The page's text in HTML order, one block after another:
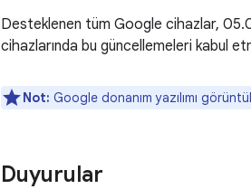
Desteklenen tüm Google cihazlar,
cihazlarında bu güncellemeleri kabul
Not: Google donanım yazılımı
Duyurular